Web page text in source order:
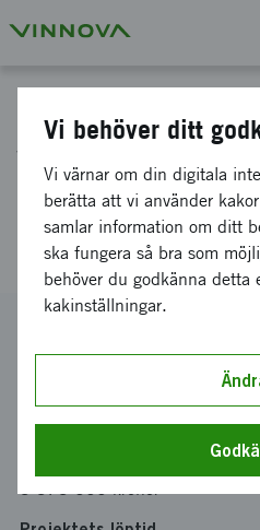
Driver Assist
(VERDAS)
2024-00812
AstaZero AB
3 373 500 kronor
Vi behöver ditt
Vi värnar om din digitala
berätta att vi använder
samlar information om ditt
ska fungera så bra som
behöver du godkänna detta
kakinställningar.